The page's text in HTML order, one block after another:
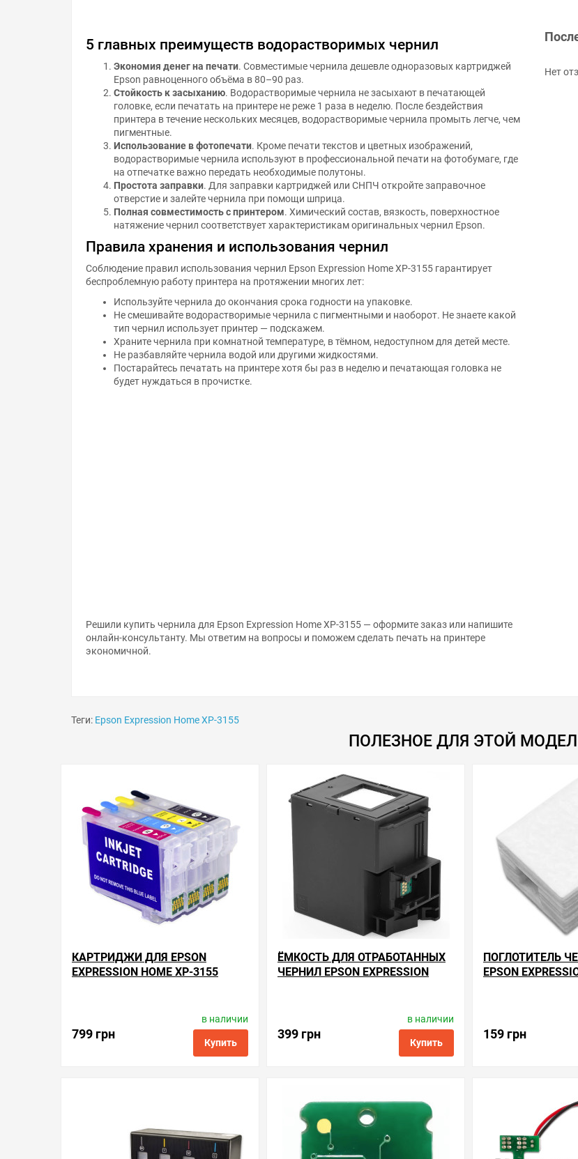
5 главных преимуществ водорастворимых чернил
Экономия денег на печати . Совместимые чернила дешевле одноразовых картриджей
Epson равноценного объёма в 80–90 раз.
Стойкость к засыханию . Водорастворимые чернила не засыхают в печатающей
головке, если печатать на принтере не реже 1 раза в неделю. После бездействия
принтера в течение нескольких месяцев, водорастворимые чернила промыть легче, чем
пигментные.
Использование в фотопечати . Кроме печати текстов и цветных изображений,
водорастворимые чернила используют в профессиональной печати на фотобумаге, где
на отпечатке важно передать необходимые полутоны.
Простота заправки . Для заправки картриджей или СНПЧ откройте заправочное
отверстие и залейте чернила при помощи шприца.
Полная совместимость с принтером . Химический состав, вязкость, поверхностное
натяжение чернил соответствует характеристикам оригинальных чернил Epson.
Правила хранения и использования чернил
Соблюдение правил использования чернил Epson Expression Home XP-3155 гарантирует
беспроблемную работу принтера на протяжении многих лет:
Используйте чернила до окончания срока годности на упаковке.
Не смешивайте водорастворимые чернила с пигментными и наоборот. Не знаете какой
тип чернил использует принтер — подскажем.
Храните чернила при комнатной температуре, в тёмном, недоступном для детей месте.
Не разбавляйте чернила водой или другими жидкостями.
Постарайтесь печатать на принтере хотя бы раз в неделю и печатающая головка не
будет нуждаться в прочистке.
онлайн-консультанту. Мы ответим на вопросы и поможем сделать печать на принтере
экономичной.
Нет
ПОЛЕЗНОЕ ДЛЯ ЭТОЙ
КАРТРИДЖИ ДЛЯ EPSON
EXPRESSION HOME XP-3155
799 грн re.603xl
ЁМКОСТЬ ДЛЯ ОТРАБОТАННЫХ
ЧЕРНИЛ EPSON EXPRESSION
HOME XP-3155
399 грн me.c9344
ПОГЛОТИТЕЛЬ
EPSON
3155
159 грн